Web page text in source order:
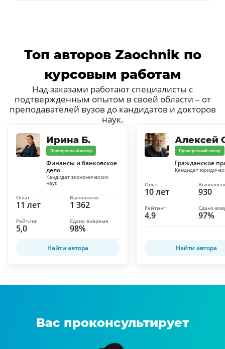
Топ авторов Zaochnik по
курсовым работам
Над заказами работают специалисты с
подтвержденным опытом в своей области – от
преподавателей вузов до кандидатов и докторов
наук.
Ирина Б.
Проверенный автор
Финансы и банковское
дело
Кандидат экономических
наук
11 лет
Опыт
1 362
Выполнено
5,0
Рейтинг
98%
Сдано вовремя
Найти автора
Алексей
Проверенный автор
Гражданское
Кандидат
10 лет
Опыт
930
4,9
Рейтинг
97%
Сдано
Найти автора
Вас проконсультирует